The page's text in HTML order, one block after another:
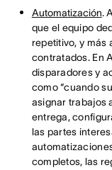
Automatización.
que el equipo
repetitivo, y más
contratados. En
disparadores y
como “cuando
asignar trabajos
entrega,
las partes
completos, las